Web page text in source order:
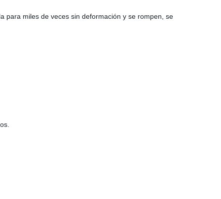
para miles de veces sin deformación y se rompen, se